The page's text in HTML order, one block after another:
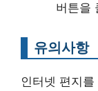
버튼을
유의사항
인터넷 편지